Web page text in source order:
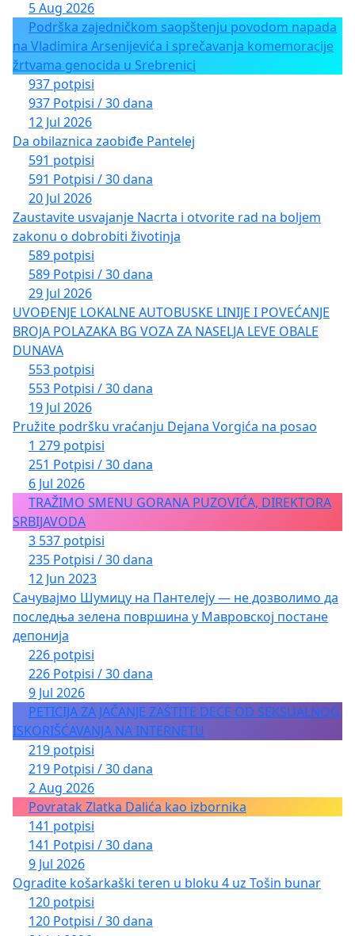
5 Aug 2026
Podrška zajedničkom saopštenju povodom napada
na Vladimira Arsenijevića i sprečavanja komemoracije
žrtvama genocida u Srebrenici
937 potpisi
937 Potpisi / 30 dana
12 Jul 2026
Da obilaznica zaobiđe Pantelej
591 potpisi
591 Potpisi / 30 dana
20 Jul 2026
Zaustavite usvajanje Nacrta i otvorite rad na boljem
zakonu o dobrobiti životinja
589 potpisi
589 Potpisi / 30 dana
29 Jul 2026
UVOĐENJE LOKALNE AUTOBUSKE LINIJE I POVEĆANJE
BROJA POLAZAKA BG VOZA ZA NASELJA LEVE OBALE
DUNAVA
553 potpisi
553 Potpisi / 30 dana
19 Jul 2026
Pružite podršku vraćanju Dejana Vorgića na posao
1 279 potpisi
251 Potpisi / 30 dana
6 Jul 2026
TRAŽIMO SMENU GORANA PUZOVIĆA, DIREKTORA
SRBIJAVODA
3 537 potpisi
235 Potpisi / 30 dana
12 Jun 2023
Сачувајмо Шумицу на Пантелеју — не дозволимо да
последња зелена површина у Мавровској постане
депонија
226 potpisi
226 Potpisi / 30 dana
9 Jul 2026
PETICIJA ZA JAČANJE ZAŠTITE DECE OD SEKSUALNOG
ISKORIŠĆAVANJA NA INTERNETU
219 potpisi
219 Potpisi / 30 dana
2 Aug 2026
Povratak Zlatka Dalića kao izbornika
141 potpisi
141 Potpisi / 30 dana
9 Jul 2026
Ogradite košarkaški teren u bloku 4 uz Tošin bunar
120 potpisi
120 Potpisi / 30 dana